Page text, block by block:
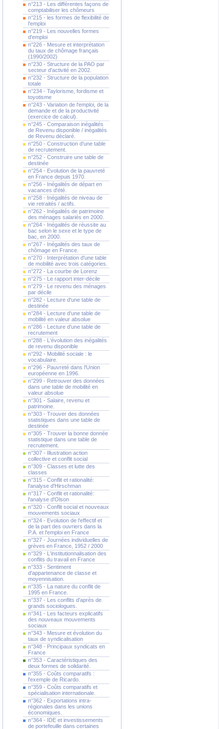
n°213 - Les différentes façons de
comptabiliser les chômeurs
n°215 - les formes de flexibilité de
l'emploi
n°219 - Les nouvelles formes
d'emploi
n°226 - Mesure et interprétation
du taux de chômage français
(1990/2002)
n°230 - Structure de la PAO par
secteur d'activité en 2002.
n°232 - Structure de la population
totale
n°234 - Taylorisme, fordisme et
toyotisme
n°243 - Variation de l'emploi, de la
demande et de la productivité
(exercice de calcul).
n°245 - Comparaison inégalités
de Revenu disponible / inégalités
de Revenu déclaré.
n°250 - Construction d'une table
de recrutement.
n°252 - Construire une table de
destinée
n°254 - Evolution de la pauvreté
en France depuis 1970.
n°256 - Inégalités de départ en
vacances d'été.
n°258 - Inégalités de niveau de
vie retraités / actifs.
n°262 - Inégalités de patrimoine
des ménages salariés en 2000.
n°264 - Inégalités de réussite au
bac selon le sexe et le type de
bac, en 2000.
n°267 - Inégalités des taux de
chômage en France.
n°270 - Interprétation d'une table
de mobilité avec trois catégories.
n°272 - La courbe de Lorenz
n°275 - Le rapport inter-décile
n°279 - Le revenu des ménages
par décile
n°282 - Lecture d'une table de
destinée
n°284 - Lecture d'une table de
mobilité en valeur absolue
n°286 - Lecture d'une table de
recrutement
n°288 - L'évolution des inégalités
de revenu disponible
n°292 - Mobilité sociale : le
vocabulaire.
n°296 - Pauvreté dans l'Union
européenne en 1996.
n°299 - Retrouver des données
dans une table de mobilité en
valeur absolue
n°301 - Salaire, revenu et
patrimoine.
n°303 - Trouver des données
statistiques dans une table de
destinée
n°305 - Trouver la bonne donnée
statistique dans une table de
recrutement.
n°307 - Illustration action
collective et conflit social
n°309 - Classes et lutte des
classes
n°315 - Conflit et rationalité:
l'analyse d'Hirschman
n°317 - Conflit et rationalité:
l'analyse d'Olson
n°320 - Conflit social et nouveaux
mouvements sociaux
n°324 - Evolution de l'effectif et
de la part des ouvriers dans la
P.A. et l'emploi en France
n°327 - Journées individuelles de
grèves en France, 1952 / 2000
n°329 - L'institutionnalisation des
conflits du travail en France
n°333 - Sentiment
d'appartenance de classe et
moyennisation.
n°335 - La nature du conflit de
1995 en France.
n°337 - Les conflits d'après de
grands sociologues.
n°341 - Les facteurs explicatifs
des nouveaux mouvements
sociaux
n°343 - Mesure et évolution du
taux de syndicalisation
n°348 - Principaux syndicats en
France
n°353 - Caractéristiques des
deux formes de solidarité.
n°355 - Coûts comparatifs :
l'exemple de Ricardo.
n°359 - Coûts comparatifs et
spécialisation internationale.
n°362 - Exportations intra-
régionales dans les unions
économiques.
n°364 - IDE et investissements
de portefeuille dans certaines